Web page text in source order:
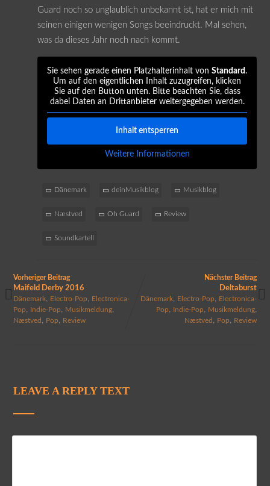
Guard noch so unglaublich unbekannt ist, hat er mich mit
seinen einigen wenigen Songs beeindruckt. Mal sehen,
was da dieses Jahr noch nach kommt.
Sie sehen gerade einen Platzhalterinhalt von Standard .
Um auf den eigentlichen Inhalt zuzugreifen, klicken
Sie auf den Button unten. Bitte beachten Sie, dass
dabei Daten an Drittanbieter weitergegeben werden.
Inhalt entsperren
Weitere Informationen
Dänemark deinMusikblog Musikblog
Næstved Oh Guard Review
Soundkartell
Vorheriger Beitrag
Maifeld Derby 2016
Dänemark, Electro-Pop
Electronica-
Pop
Indie-Pop Musikmeldung,
Næstved Pop Review
Nächster Beitrag
Deltaburst
Dänemark Electro-Pop
Electronica-
Pop
Indie-Pop Musikmeldung
Næstved Pop Review
LEAVE A REPLY TEXT